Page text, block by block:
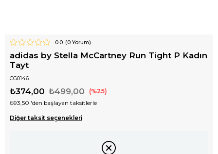
0.0 (0Yorum)
adidas by Stella McCartney Run Tight P Kadın
Tayt
CG0146
₺499,00
₺374,00 25
₺93,50 'den başlayan taksitlerle
Diğer taksit seçenekleri